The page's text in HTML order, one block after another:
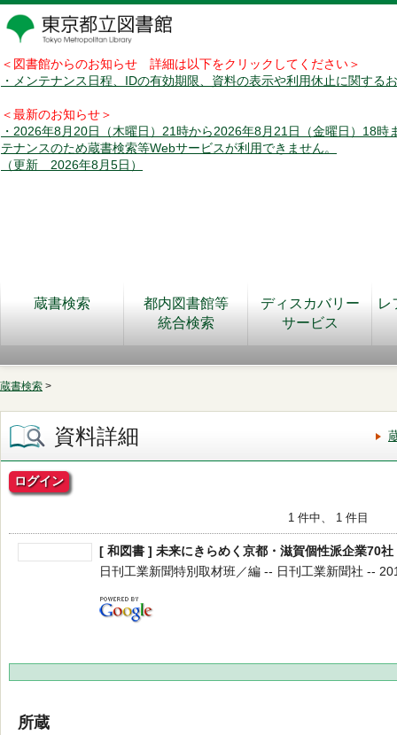
＜図書館からのお知らせ 詳細は以下をクリックしてください＞
・メンテナンス日程、IDの有効期限、資料の表示や利用休止に関する
＜最新のお知らせ＞
・2026年8月20日（木曜日）21時から2026年8月21日（金曜日）18時
テナンスのため蔵書検索等Webサービスが利用できません。
（更新 2026年8月5日）
蔵書検索
都内図書館等
統合検索
ディスカバリー
サービス
レ
蔵書検索 >
資料詳細
ログイン
1 件中、 1 件目
[ 和図書 ] 未来にきらめく京都・滋賀個性派企業70社
日刊工業新聞特別取材班／編 -- 日刊工業新聞社 --
所蔵